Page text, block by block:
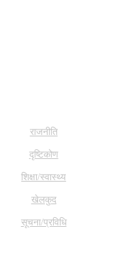
राजनीति
दृष्टिकोण
शिक्षा/स्वास्थ्य
खेलकुद
सूचना/प्रविधि